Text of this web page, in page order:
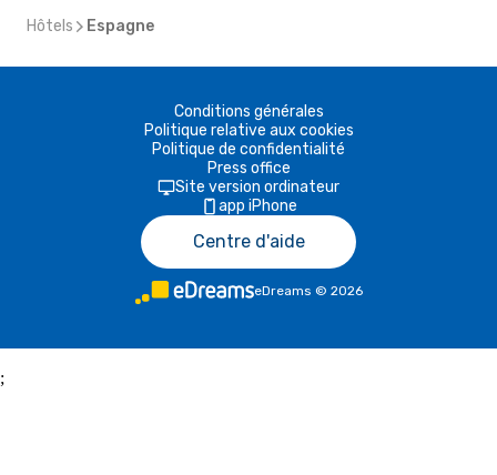
Hôtels Espagne
Conditions générales
Politique relative aux cookies
Politique de confidentialité
Press office
Site version ordinateur
app iPhone
Centre d'aide
eDreams © 2026
;